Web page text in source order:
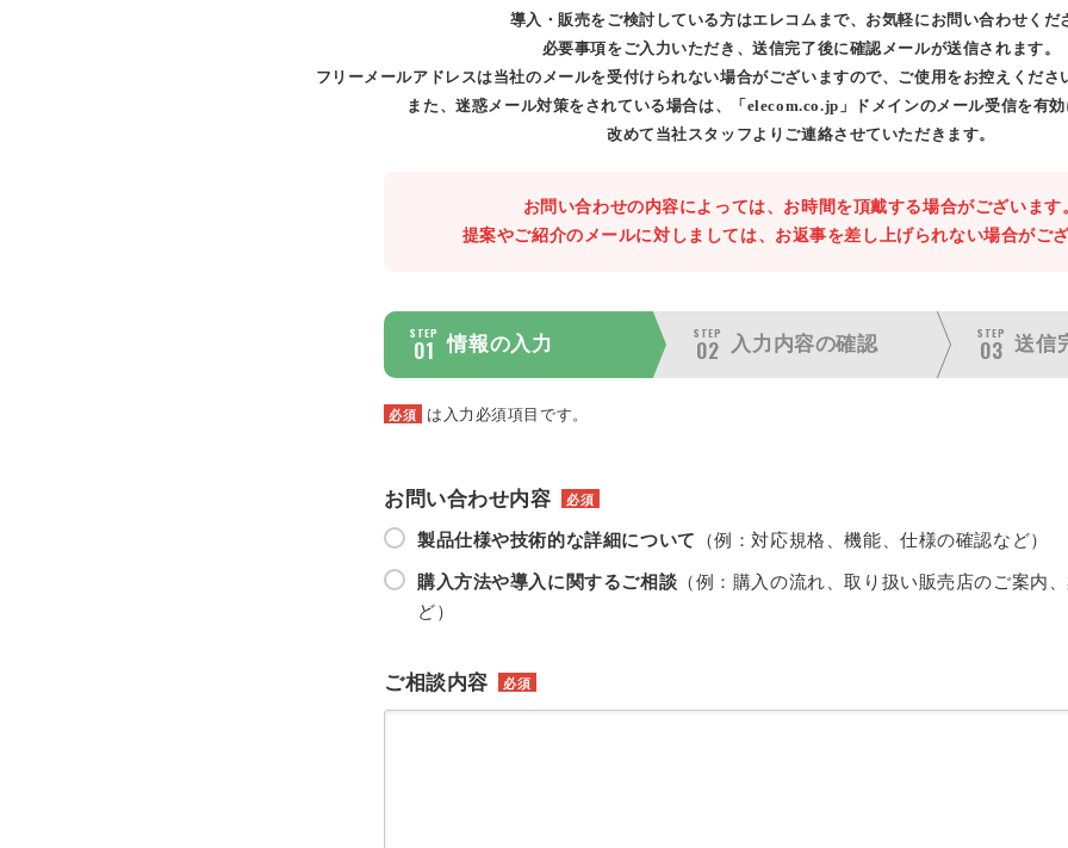
導入・販売をご検討している方はエレコムまで、お気軽にお問い合わせくだ
必要事項をご入力いただき、送信完了後に確認メールが送信されます。
フリーメールアドレスは当社のメールを受付けられない場合がございますので、ご使用をお控えくださ
また、迷惑メール対策をされている場合は、「elecom.co.jp」ドメインのメール受信を有効
改めて当社スタッフよりご連絡させていただきます。
お問い合わせの内容によっては、お時間を頂戴する場合がございます
提案やご紹介のメールに対しましては、お返事を差し上げられない場合がござ
STEP
01 情報の入力
STEP
02 入力内容の確認
STEP
03 送信
必須 は入力必須項目です。
お問い合わせ内容 必須
製品仕様や技術的な詳細について （例：対応規格、機能、仕様の確認など）
購入方法や導入に関するご相談 （例：購入の流れ、取り扱い販売店のご案内
ど）
ご相談内容 必須